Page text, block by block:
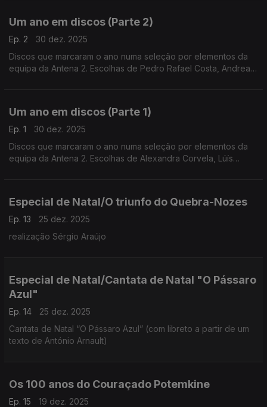
Um ano em discos (Parte 2)
Ep. 2
30 dez. 2025
Discos que marcaram o ano numa seleção por elementos da
equipa da Antena 2. Escolhas de Pedro Rafael Costa, Andrea
Um ano em discos (Parte 1)
Ep. 1
30 dez. 2025
Discos que marcaram o ano numa seleção por elementos da
equipa da Antena 2. Escolhas de Alexandra Corvela, Lúís
Especial de Natal/O triunfo do Quebra-Nozes
Ep. 13
25 dez. 2025
realização Sérgio Araújo
Especial de Natal/Cantata de Natal "O Pássaro
Azul"
Ep. 14
25 dez. 2025
Cantata de Natal “O Pássaro Azul” (com libreto a partir de um
texto de António Arnault)
Os 100 anos do Couraçado Potemkine
Ep. 15
19 dez. 2025